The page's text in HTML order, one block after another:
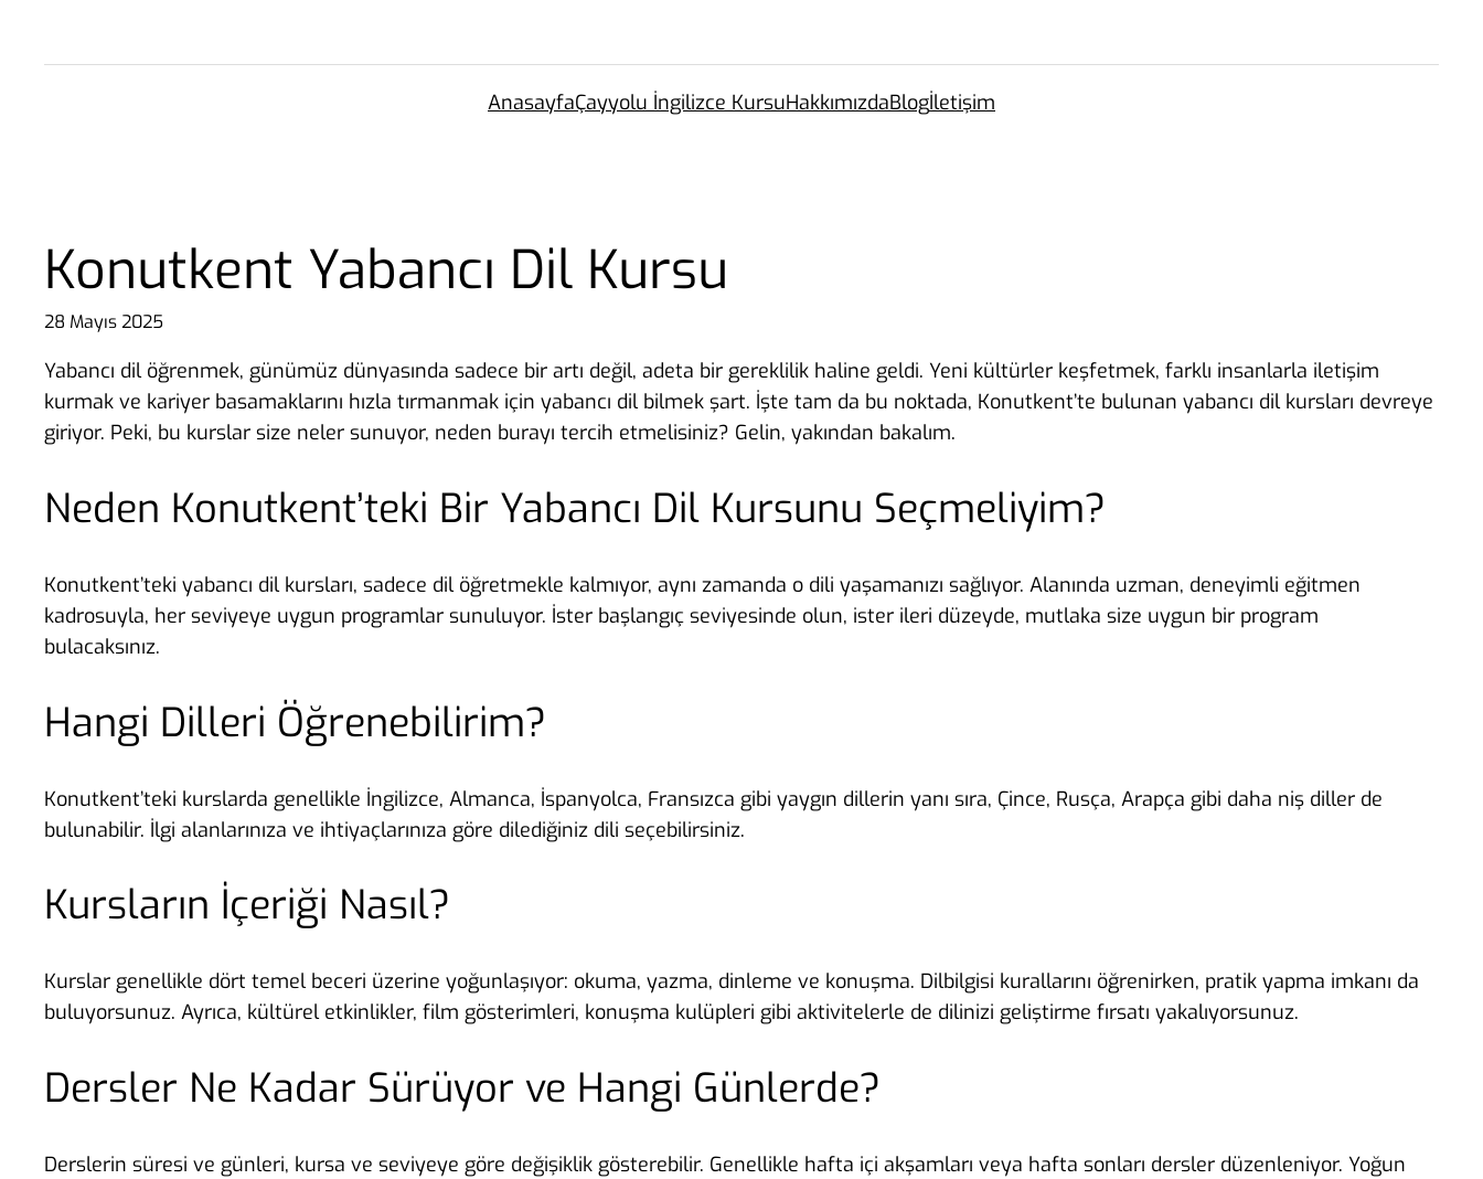
AnasayfaÇayyolu İngilizce KursuHakkımızdaBlogİletişim
Konutkent Yabancı Dil Kursu
28 Mayıs 2025
Yabancı dil öğrenmek, günümüz dünyasında sadece bir artı değil, adeta bir gereklilik haline geldi. Yeni kültürler keşfetmek, farklı insanlarla iletişim
kurmak ve kariyer basamaklarını hızla tırmanmak için yabancı dil bilmek şart. İşte tam da bu noktada, Konutkent’te bulunan yabancı dil kursları devreye
giriyor. Peki, bu kurslar size neler sunuyor, neden burayı tercih etmelisiniz? Gelin, yakından bakalım.
Neden Konutkent’teki Bir Yabancı Dil Kursunu Seçmeliyim?
Konutkent’teki yabancı dil kursları, sadece dil öğretmekle kalmıyor, aynı zamanda o dili yaşamanızı sağlıyor. Alanında uzman, deneyimli eğitmen
kadrosuyla, her seviyeye uygun programlar sunuluyor. İster başlangıç seviyesinde olun, ister ileri düzeyde, mutlaka size uygun bir program
bulacaksınız.
Hangi Dilleri Öğrenebilirim?
Konutkent’teki kurslarda genellikle İngilizce, Almanca, İspanyolca, Fransızca gibi yaygın dillerin yanı sıra, Çince, Rusça, Arapça gibi daha niş diller de
bulunabilir. İlgi alanlarınıza ve ihtiyaçlarınıza göre dilediğiniz dili seçebilirsiniz.
Kursların İçeriği Nasıl?
Kurslar genellikle dört temel beceri üzerine yoğunlaşıyor: okuma, yazma, dinleme ve konuşma. Dilbilgisi kurallarını öğrenirken, pratik yapma imkanı da
buluyorsunuz. Ayrıca, kültürel etkinlikler, film gösterimleri, konuşma kulüpleri gibi aktivitelerle de dilinizi geliştirme fırsatı yakalıyorsunuz.
Dersler Ne Kadar Sürüyor ve Hangi Günlerde?
Derslerin süresi ve günleri, kursa ve seviyeye göre değişiklik gösterebilir. Genellikle hafta içi akşamları veya hafta sonları dersler düzenleniyor. Yoğun